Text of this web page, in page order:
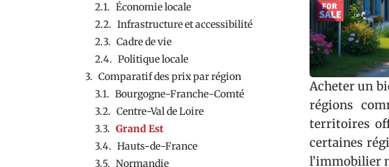
Économie locale
Infrastructure et accessibilité
Cadre de vie
Politique locale
Comparatif des prix par région
Bourgogne-Franche-Comté
Centre-Val de Loire
Grand Est
Hauts-de-France
Normandie
Acheter un
régions
territoires
certaines
l’immobilier